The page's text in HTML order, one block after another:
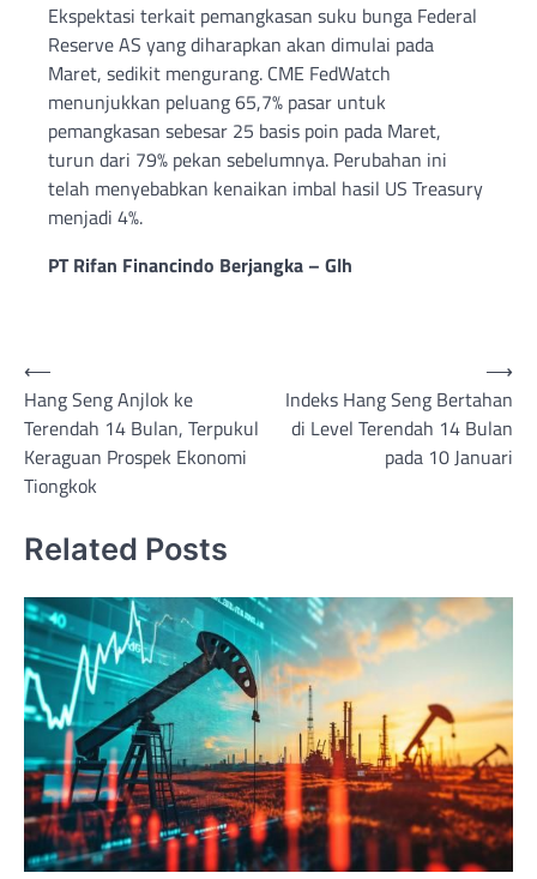
Ekspektasi terkait pemangkasan suku bunga Federal
Reserve AS yang diharapkan akan dimulai pada
Maret, sedikit mengurang. CME FedWatch
menunjukkan peluang 65,7% pasar untuk
pemangkasan sebesar 25 basis poin pada Maret,
turun dari 79% pekan sebelumnya. Perubahan ini
telah menyebabkan kenaikan imbal hasil US Treasury
menjadi 4%.
PT Rifan Financindo Berjangka – Glh
Post
navigation
⟵
Hang Seng Anjlok ke
Terendah 14 Bulan, Terpukul
Keraguan Prospek Ekonomi
Tiongkok
Indeks Hang Seng Bertahan
di Level Terendah 14 Bulan
pada 10 Januari
⟶
Related Posts